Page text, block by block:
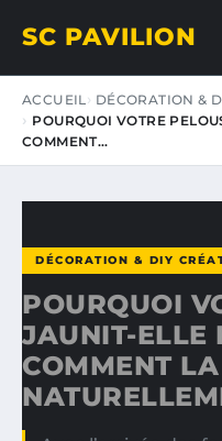
SC PAVILION
ACCUEIL
DÉCORATION &
POURQUOI VOTRE
COMMENT…
DÉCORATION & DIY
POURQUOI
JAUNIT-ELLE
COMMENT